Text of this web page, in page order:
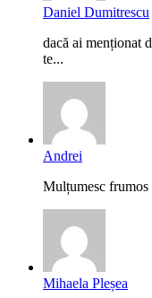
Daniel Dumitrescu
dacă ai menționat
te...
Andrei
Mulțumesc frumos
Mihaela Pleșea